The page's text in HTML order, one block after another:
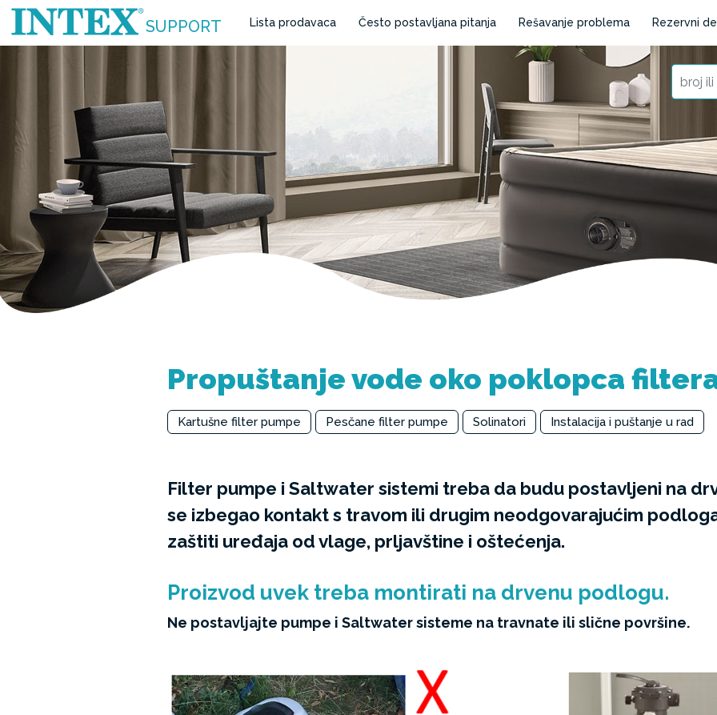
SUPPORT Lista prodavaca Često postavljana pitanja Rešavanje problema Rezervni
Propuštanje vode oko poklopca
Kartušne filter pumpe Pesčane filter pumpe Solinatori Instalacija i puštanje u rad
Filter pumpe i Saltwater sistemi treba da budu postavljeni na
se izbegao kontakt s travom ili drugim neodgovarajućim
zaštiti uređaja od vlage, prljavštine i oštećenja.
Proizvod uvek treba montirati na drvenu podlogu.
Ne postavljajte pumpe i Saltwater sisteme na travnate ili slične površine.